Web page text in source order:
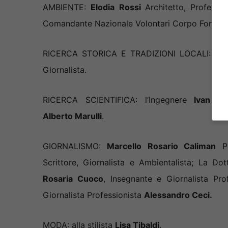
AMBIENTE: Elodia RossiArchitetto,
Comandante Nazionale Volontari Corpo
RICERCA STORICA E TRADIZIONI LOCALI:
Giornalista.
RICERCA SCIENTIFICA: l’Ingegnere Ivan
Alberto Marulli.
GIORNALISMO: Marcello Rosario Caliman
Scrittore, Giornalista e Ambientalista; La
Rosaria Cuoco, Insegnante e Giornalista
Giornalista Professionista Alessandro Ceci.
MODA: alla stilista Lisa Tibaldi.